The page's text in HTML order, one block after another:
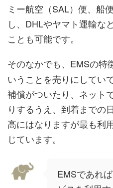
ミー航空（SAL）便、船
し、DHLやヤマト運輸な
ことも可能です。
そのなかでも、EMSの特
いうことを売りにしてい
補償がついたり、ネット
りするうえ、到着までの
高にはなりますが最も利
じています。
EMSであれ